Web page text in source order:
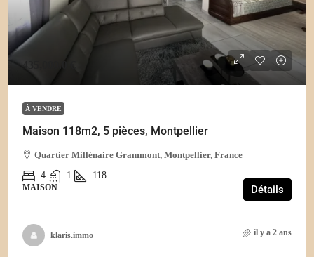
435,000.0 €
À VENDRE
Maison 118m2, 5 pièces, Montpellier
Quartier Millénaire Grammont, Montpellier, France
4
1 118
MAISON Détails
klaris.immo il y a 2 ans